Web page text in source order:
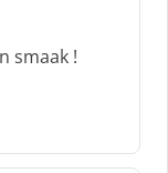
smaak !